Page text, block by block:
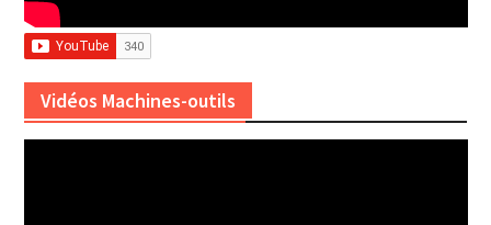
Vidéos Machines-outils